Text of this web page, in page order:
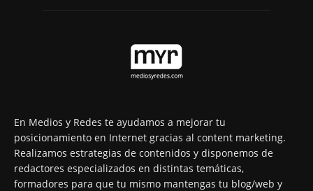
En Medios y Redes te ayudamos a mejorar tu
posicionamiento en Internet gracias al content marketing.
Realizamos estrategias de contenidos y disponemos de
redactores especializados en distintas temáticas,
formadores para que tu mismo mantengas tu blog/web y